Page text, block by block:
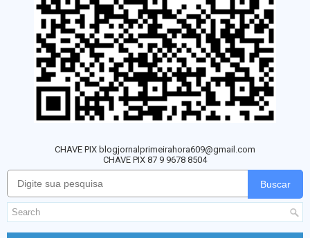
CHAVE PIX blogjornalprimeirahora609@gmail.com
CHAVE PIX 87 9 9678 8504
Buscar